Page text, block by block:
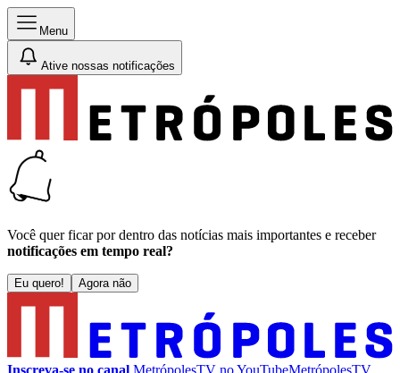
Menu
Ative nossas notificações
Você quer ficar por dentro das notícias mais importantes e receber
notificações em tempo real?
Eu quero! Agora não